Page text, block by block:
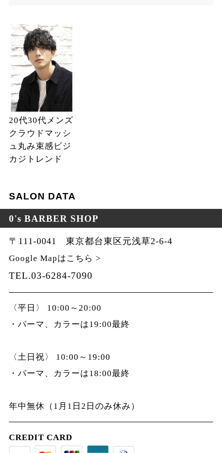
20代30代メンズ
クラウドマッシ
ュ丸み束感ビジ
カジトレンド
SALON DATA
0's BARBER SHOP
〒111-0041 東京都台東区元浅草2-6-4
Google Mapはこちら >
TEL.03-6284-7090
〈平日〉 10:00～20:00
・パーマ、カラーは19:00最終
〈土日祝〉 10:00～19:00
・パーマ、カラーは18:00最終
年中無休（1月1日2日のみ休み）
CREDIT CARD